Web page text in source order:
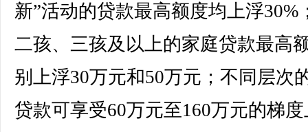
新”活动的贷款最高额度均上浮30%
二孩、三孩及以上的家庭贷款最高
别上浮30万元和50万元；不同层次
贷款可享受60万元至160万元的梯度